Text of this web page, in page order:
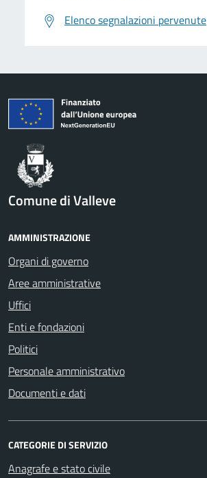
Elenco segnalazioni pervenute
Comune di Valleve
AMMINISTRAZIONE
Organi di governo
Aree amministrative
Uffici
Enti e fondazioni
Politici
Personale amministrativo
Documenti e dati
CATEGORIE DI SERVIZIO
Anagrafe e stato civile